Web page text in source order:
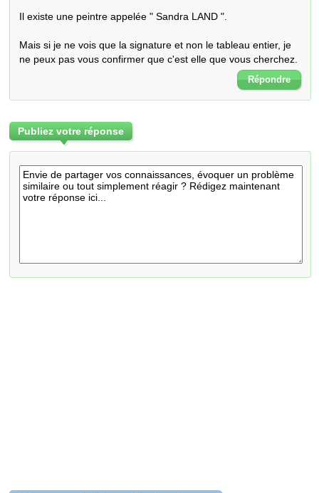
Il existe une peintre appelée " Sandra LAND ".
Mais si je ne vois que la signature et non le tableau entier, je
ne peux pas vous confirmer que c'est elle que vous cherchez.
Répondre
Publiez votre réponse